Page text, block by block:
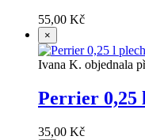
55,00 Kč
×
Ivana K. objednala
Perrier 0,25
35,00 Kč